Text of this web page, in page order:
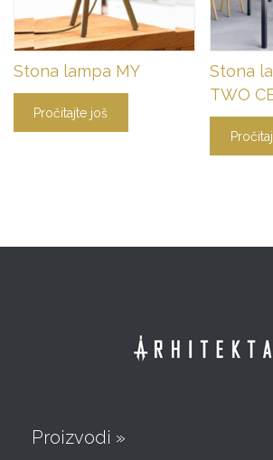
Stona lampa MY
Pročitajte još
Stona
TWO
Proizvodi »